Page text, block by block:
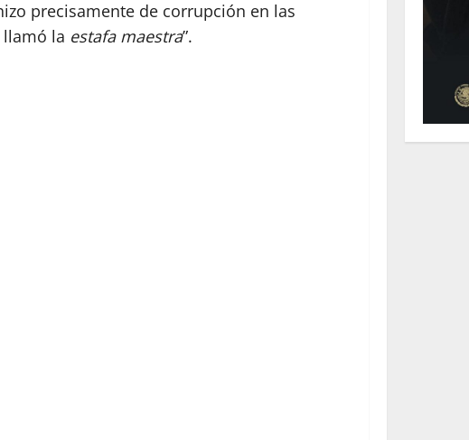
precisamente de corrupción en las
llamó la estafa maestra”.